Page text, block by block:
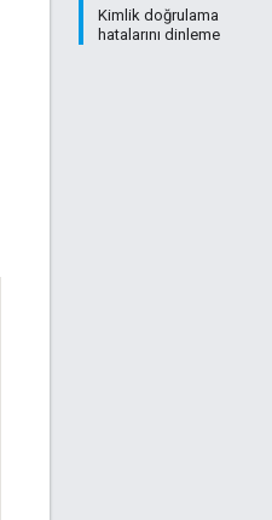
Kimlik doğrulama
hatalarını dinleme